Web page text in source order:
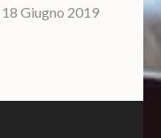
18 Giugno 2019